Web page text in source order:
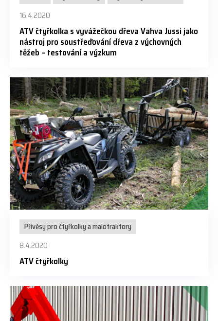
16.4.2020
ATV čtyřkolka s vyvážečkou dřeva Vahva Jussi jako
nástroj pro soustřeďování dřeva z výchovných
těžeb – testování a výzkum
Přívěsy pro čtyřkolky a malotraktory
8.4.2020
ATV čtyřkolky